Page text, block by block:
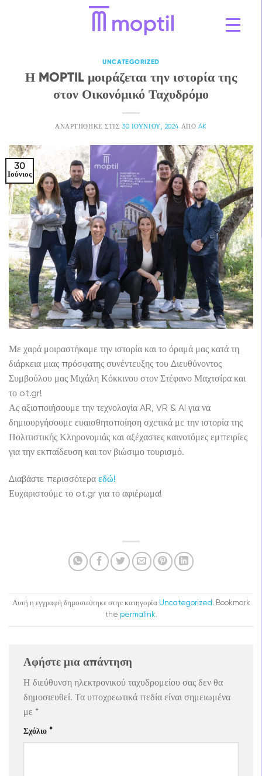
UNCATEGORIZED
Η MOPTIL μοιράζεται την ιστορία της
στον Οικονόμικό Ταχυδρόμο
ΑΝΑΡΤΉΘΗΚΕ ΣΤΙΣ 30 ΙΟΥΝΊΟΥ, 2024 ΑΠΌ AK
30
Ιούνιος
Με χαρά μοιραστήκαμε την ιστορία και το όραμά μας κατά τη
διάρκεια μιας πρόσφατης συνέντευξης του Διευθύνοντος
Συμβούλου μας Μιχάλη Κόκκινου στον Στέφανο Μαχτσίρα και
το ot.gr!
Ας αξιοποιήσουμε την τεχνολογία AR, VR & AI για να
δημιουργήσουμε ευαισθητοποίηση σχετικά με την ιστορία της
Πολιτιστικής Κληρονομιάς και αξέχαστες καινοτόμες εμπειρίες
για την εκπαίδευση και τον βιώσιμο τουρισμό.
Διαβάστε περισσότερα εδώ!
Ευχαριστούμε το ot.gr για το αφιέρωμα!
Αυτή η εγγραφή δημοσιεύτηκε στην κατηγορία Uncategorized . Bookmark
the permalink.
Αφήστε μια απάντηση
Η διεύθυνση ηλεκτρονικού ταχυδρομείου σας δεν θα
δημοσιευθεί. Τα υποχρεωτικά πεδία είναι σημειωμένα
με *
Σχόλιο *